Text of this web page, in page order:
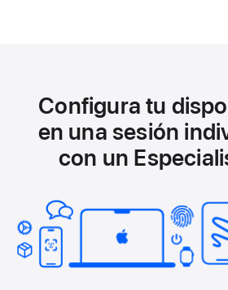
Configura tu
en una sesión
con un